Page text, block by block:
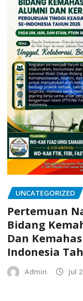
UNCATEGORIZED
Pertemuan
Bidang
Dan
Indonesia
Admin Jul